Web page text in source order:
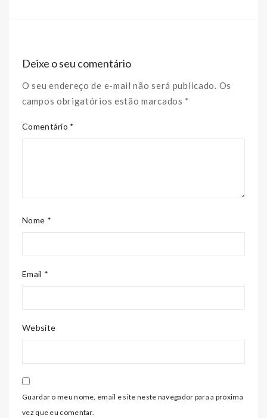
Deixe o seu comentário
O seu endereço de e-mail não será publicado. Os
campos obrigatórios estão marcados *
Comentário *
Nome *
Email *
Website
Guardar o meu nome, email e site neste navegador para a próxima
vez que eu comentar.